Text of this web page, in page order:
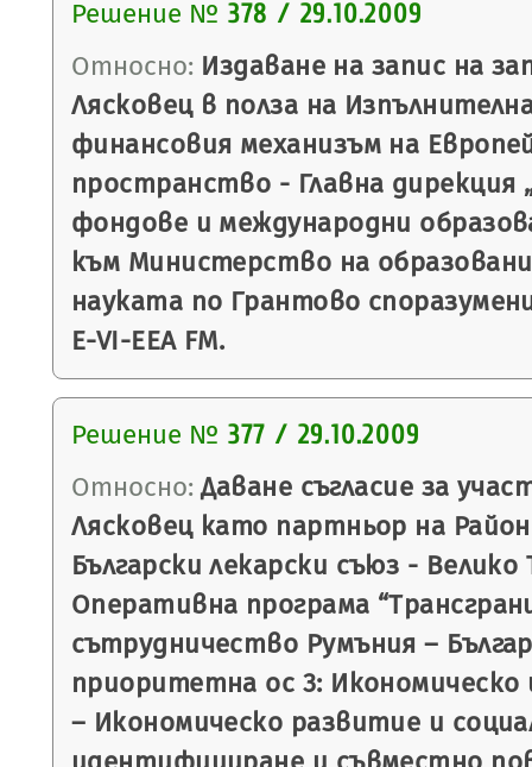
Решение № 378 / 29.10.2009
Относно: Издаване на запис на
Лясковец в полза на
финансовия механизъм на
пространство - Главна дирекция
фондове и международни
към Министерство на
науката по Грантово
E-VI-EEA FM.
Решение № 377 / 29.10.2009
Относно: Даване съгласие за
Лясковец като партньор на
Български лекарски съюз - Велико
Оперативна програма
сътрудничество Румъния –
приоритетна ос 3: Икономическо
– Икономическо развитие и